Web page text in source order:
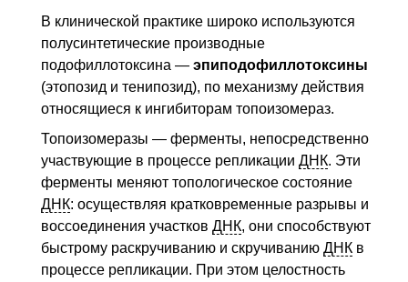
В клинической практике широко используются
полусинтетические производные
подофиллотоксина — эпиподофиллотоксины
(этопозид и тенипозид), по механизму действия
относящиеся к ингибиторам топоизомераз.
Топоизомеразы — ферменты, непосредственно
участвующие в процессе репликации ДНК. Эти
ферменты меняют топологическое состояние
ДНК: осуществляя кратковременные разрывы и
воссоединения участков ДНК, они способствуют
быстрому раскручиванию и скручиванию ДНК в
процессе репликации. При этом целостность